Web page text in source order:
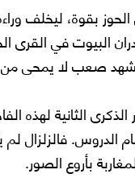
شتنبر 2023، دوّى زلزال
البيوت في
صعب لا يمحى من
شتنبر 2025، نستحضر الذكرى
فالزلزال
بأروع الصور.